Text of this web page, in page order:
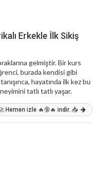
Erkekle İlk Sikiş
gelmiştir. Bir kurs
burada kendisi gibi
hayatında ilk kez bu
tatlı tatlı yaşar.
Hemen izle 🔥🔞🔥 indir. 📥